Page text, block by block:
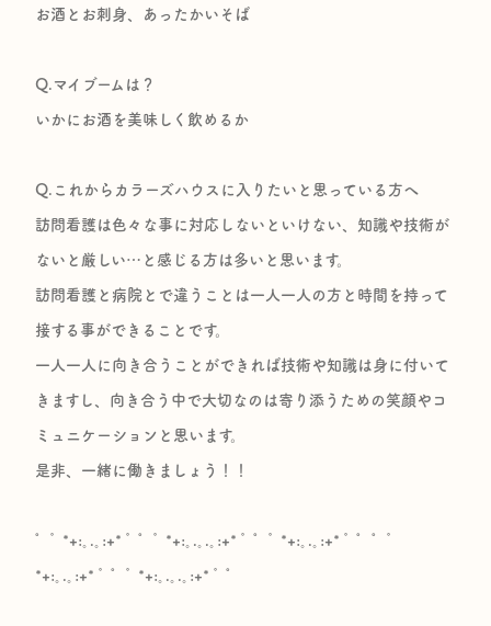
お酒とお刺身、あったかいそば
Q.マイブームは？
いかにお酒を美味しく飲めるか
Q.これからカラーズハウスに入りたいと思っている方へ
訪問看護は色々な事に対応しないといけない、知識や技術が
ないと厳しい…と感じる方は多いと思います。
訪問看護と病院とで違うことは一人一人の方と時間を持って
接する事ができることです。
一人一人に向き合うことができれば技術や知識は身に付いて
きますし、向き合う中で大切なのは寄り添うための笑顔やコ
ミュニケーションと思います。
是非、一緒に働きましょう！！
゜ﾟ *+:｡.｡:+* ﾟ ゜ﾟ *+:｡.｡.｡:+* ﾟ ゜ﾟ *+:｡.｡:+* ﾟ ゜゜ﾟ
*+:｡.｡:+* ﾟ ゜ﾟ *+:｡.｡.｡:+* ﾟ ゜